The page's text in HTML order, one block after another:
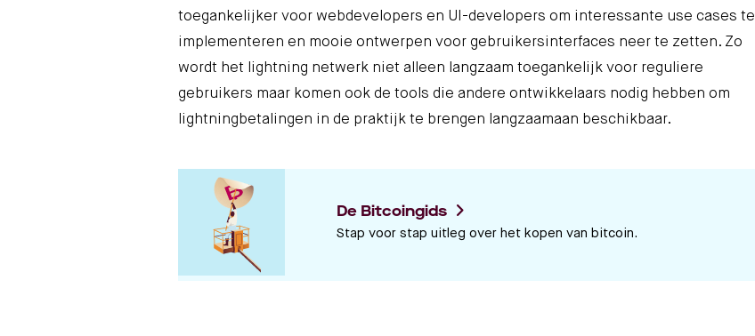
toegankelijker voor webdevelopers en UI-developers om interessante use cases te
implementeren en mooie ontwerpen voor gebruikersinterfaces neer te zetten. Zo
wordt het lightning netwerk niet alleen langzaam toegankelijk voor reguliere
gebruikers maar komen ook de tools die andere ontwikkelaars nodig hebben om
lightningbetalingen in de praktijk te brengen langzaamaan beschikbaar.
De Bitcoingids
Stap voor stap uitleg over het kopen van bitcoin.